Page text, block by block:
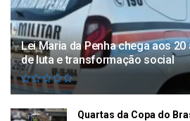
Lei Maria da Penha chega aos
de luta e transformação social
Quartas da Copa do